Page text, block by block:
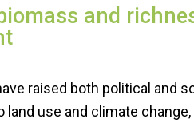
and
raised both political and
use and climate